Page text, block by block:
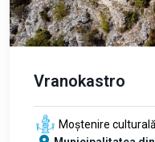
Vranokastro
Moștenire culturală